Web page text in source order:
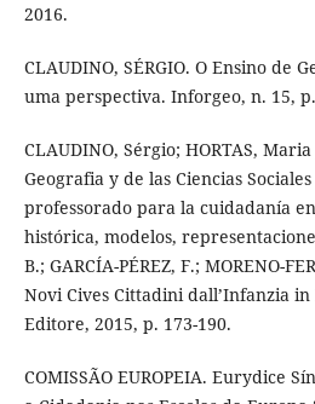
2016.
CLAUDINO, SÉRGIO. O Ensino de
uma perspectiva. Inforgeo, n. 15,
CLAUDINO, Sérgio; HORTAS,
Geografia y de las Ciencias
professorado para la cuidadanía
histórica, modelos,
B.; GARCÍA-PÉREZ, F.; MORENO-
Novi Cives Cittadini dall’Infanzia in
Editore, 2015, p. 173-190.
COMISSÃO EUROPEIA. Eurydice